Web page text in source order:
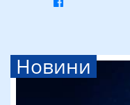
Новини